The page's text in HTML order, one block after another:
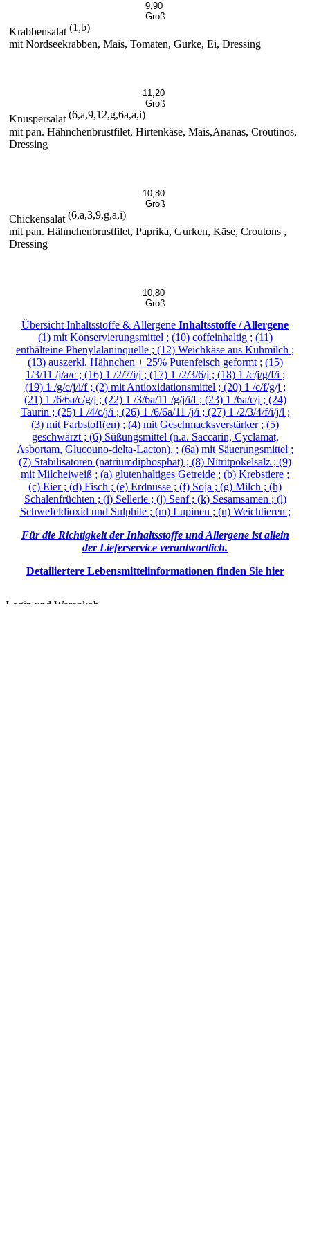
9,90
Groß
Krabbensalat (1,b)
mit Nordseekrabben, Mais, Tomaten, Gurke, Ei, Dressing
11,20
Groß
Knuspersalat (6,a,9,12,g,6a,a,i)
mit pan. Hähnchenbrustfilet, Hirtenkäse, Mais,Ananas, Croutinos,
Dressing
10,80
Groß
Chickensalat (6,a,3,9,g,a,i)
mit pan. Hähnchenbrustfilet, Paprika, Gurken, Käse, Croutons ,
Dressing
10,80
Groß
Übersicht Inhaltsstoffe & Allergene Inhaltsstoffe / Allergene
(1) mit Konservierungsmittel ; (10) coffeinhaltig ; (11)
enthälteine Phenylalaninquelle ; (12) Weichkäse aus Kuhmilch ;
(13) auszerkl. Hähnchen + 25% Putenfeisch geformt ; (15)
1/3/11 /j/a/c ; (16) 1 /2/7/i/j ; (17) 1 /2/3/6/j ; (18) 1 /c/j/g/f/i ;
(19) 1 /g/c/j/i/f ; (2) mit Antioxidationsmittel ; (20) 1 /c/f/g/j ;
(21) 1 /6/6a/c/g/j ; (22) 1 /3/6a/11 /g/j/i/f ; (23) 1 /6a/c/j ; (24)
Taurin ; (25) 1 /4/c/j/i ; (26) 1 /6/6a/11 /j/i ; (27) 1 /2/3/4/f/i/j/l ;
(3) mit Farbstoff(en) ; (4) mit Geschmacksverstärker ; (5)
geschwärzt ; (6) Süßungsmittel (n.a. Saccarin, Cyclamat,
Asbortam, Glucouno-delta-Lacton), ; (6a) mit Säuerungsmittel ;
(7) Stabilisatoren (natriumdiphosphat) ; (8) Nitritpökelsalz ; (9)
mit Milcheiweiß ; (a) glutenhaltiges Getreide ; (b) Krebstiere ;
(c) Eier ; (d) Fisch ; (e) Erdnüsse ; (f) Soja ; (g) Milch ; (h)
Schalenfrüchten ; (i) Sellerie ; (j) Senf ; (k) Sesamsamen ; (l)
Schwefeldioxid und Sulphite ; (m) Lupinen ; (n) Weichtieren ;
Für die Richtigkeit der Inhaltsstoffe und Allergene ist allein
der Lieferservice verantwortlich.
Detailiertere Lebensmittelinformationen finden Sie hier
Login und Warenkob